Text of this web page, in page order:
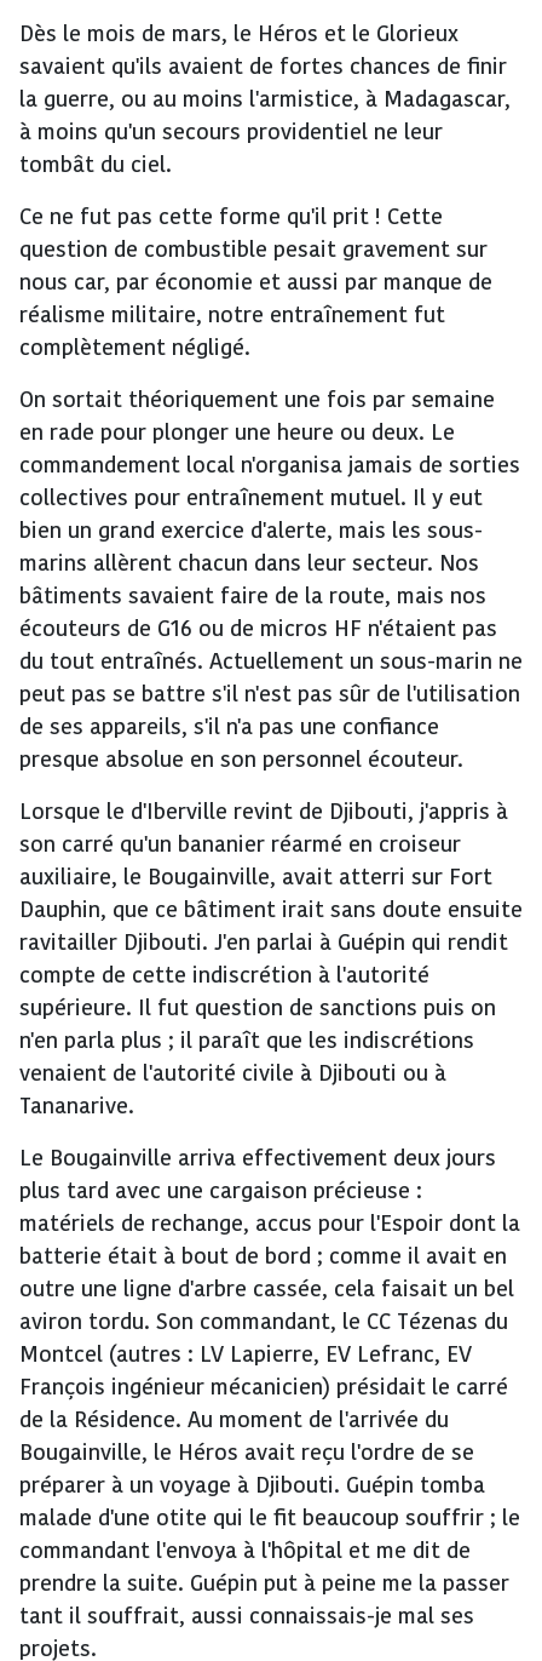
Dès le mois de mars, le Héros et le Glorieux
savaient qu'ils avaient de fortes chances de finir
la guerre, ou au moins l'armistice, à Madagascar,
à moins qu'un secours providentiel ne leur
tombât du ciel.
Ce ne fut pas cette forme qu'il prit ! Cette
question de combustible pesait gravement sur
nous car, par économie et aussi par manque de
réalisme militaire, notre entraînement fut
complètement négligé.
On sortait théoriquement une fois par semaine
en rade pour plonger une heure ou deux. Le
commandement local n'organisa jamais de sorties
collectives pour entraînement mutuel. Il y eut
bien un grand exercice d'alerte, mais les sous-
marins allèrent chacun dans leur secteur. Nos
bâtiments savaient faire de la route, mais nos
écouteurs de G16 ou de micros HF n'étaient pas
du tout entraînés. Actuellement un sous-marin ne
peut pas se battre s'il n'est pas sûr de l'utilisation
de ses appareils, s'il n'a pas une confiance
presque absolue en son personnel écouteur.
Lorsque le d'Iberville revint de Djibouti, j'appris à
son carré qu'un bananier réarmé en croiseur
auxiliaire, le Bougainville, avait atterri sur Fort
Dauphin, que ce bâtiment irait sans doute ensuite
ravitailler Djibouti. J'en parlai à Guépin qui rendit
compte de cette indiscrétion à l'autorité
supérieure. Il fut question de sanctions puis on
n'en parla plus ; il paraît que les indiscrétions
venaient de l'autorité civile à Djibouti ou à
Tananarive.
Le Bougainville arriva effectivement deux jours
plus tard avec une cargaison précieuse :
matériels de rechange, accus pour l'Espoir dont la
batterie était à bout de bord ; comme il avait en
outre une ligne d'arbre cassée, cela faisait un bel
aviron tordu. Son commandant, le CC Tézenas du
Montcel (autres : LV Lapierre, EV Lefranc, EV
François ingénieur mécanicien) présidait le carré
de la Résidence. Au moment de l'arrivée du
Bougainville, le Héros avait reçu l'ordre de se
préparer à un voyage à Djibouti. Guépin tomba
malade d'une otite qui le fit beaucoup souffrir ; le
commandant l'envoya à l'hôpital et me dit de
prendre la suite. Guépin put à peine me la passer
tant il souffrait, aussi connaissais-je mal ses
projets.